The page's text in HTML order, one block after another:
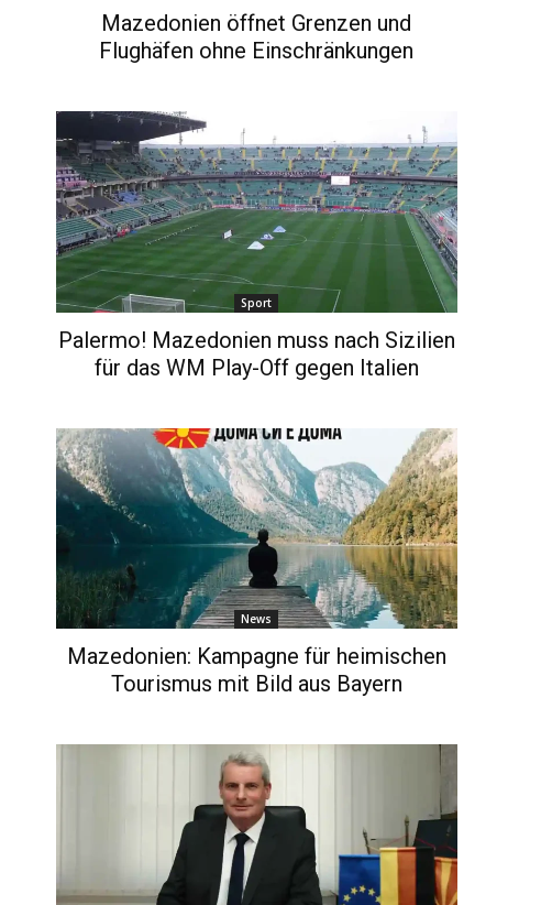
Mazedonien öffnet Grenzen und
Flughäfen ohne Einschränkungen
Sport
Palermo! Mazedonien muss nach Sizilien
für das WM Play-Off gegen Italien
News
Mazedonien: Kampagne für heimischen
Tourismus mit Bild aus Bayern